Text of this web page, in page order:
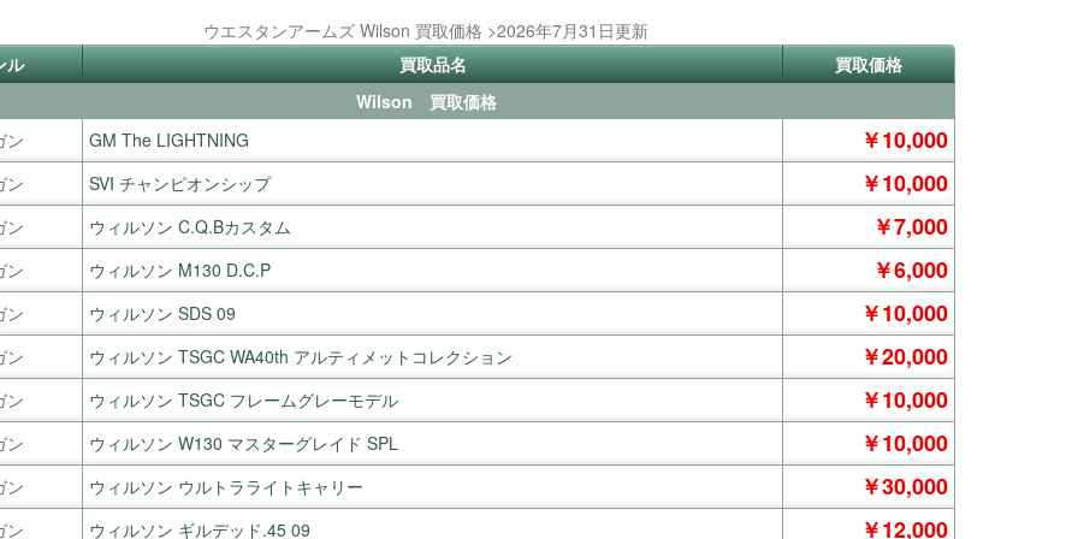
ウエスタンアームズ Wilson 買取価格 >2026年7月31日更新
ル
買取品名
買取価格
Wilson 買取価格
ン
GM The LIGHTNING ￥10,000
ン SVI チャンピオンシップ ￥10,000
ン ウィルソン C.Q.Bカスタム ￥7,000
ン ウィルソン M130 D.C.P ￥6,000
ン ウィルソン SDS 09 ￥10,000
ン ウィルソン TSGC WA40th アルティメットコレクション ￥20,000
ン ウィルソン TSGC フレームグレーモデル ￥10,000
ン ウィルソン W130 マスターグレイド SPL ￥10,000
ン ウィルソン ウルトラライトキャリー ￥30,000
ン ウィルソン ギルデッド.45 09 ￥12,000